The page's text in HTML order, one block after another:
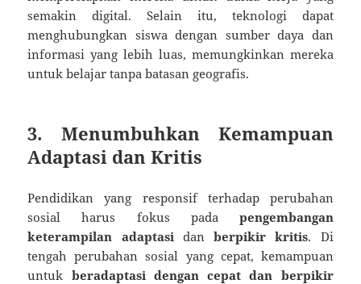
semakin digital. Selain itu, teknologi dapat
menghubungkan siswa dengan sumber daya dan
informasi yang lebih luas, memungkinkan mereka
untuk belajar tanpa batasan geografis.
3. Menumbuhkan Kemampuan
Adaptasi dan Kritis
Pendidikan yang responsif terhadap perubahan
sosial harus fokus pada pengembangan
keterampilan adaptasi danberpikir kritis. Di
tengah perubahan sosial yang cepat, kemampuan
untuk beradaptasi dengan cepat dan berpikir